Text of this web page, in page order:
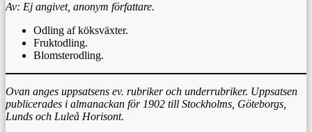
Av: Ej angivet, anonym författare.
Odling af köksväxter.
Fruktodling.
Blomsterodling.
Ovan anges uppsatsens ev. rubriker och underrubriker. Uppsatsen
publicerades i almanackan för 1902 till Stockholms, Göteborgs,
Lunds och Luleå Horisont.